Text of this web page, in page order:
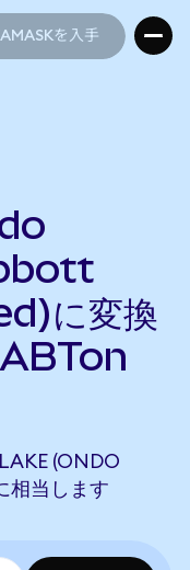
を入手
に変換
ABTon
(ONDO
相当します